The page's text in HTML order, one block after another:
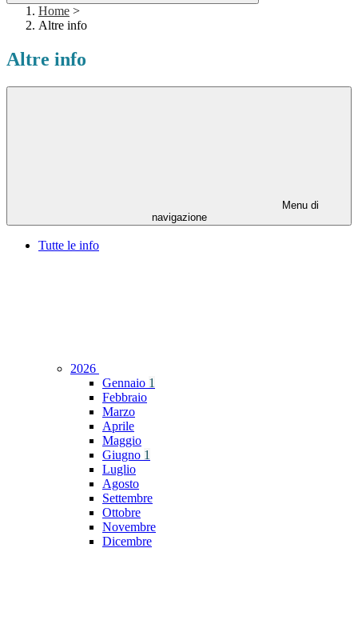
Home >
Altre info
Altre info
Menu di
navigazione
Tutte le info
2026
Gennaio 1
Febbraio
Marzo
Aprile
Maggio
Giugno 1
Luglio
Agosto
Settembre
Ottobre
Novembre
Dicembre